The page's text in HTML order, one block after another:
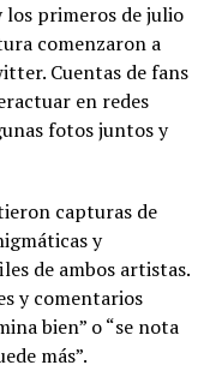
primeros de julio
comenzaron a
Cuentas de fans
en redes
fotos juntos y
capturas de
y
de ambos artistas.
y comentarios
bien” o “se nota
más”.